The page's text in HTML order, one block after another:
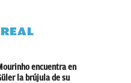
encuentra en
la brújula de su